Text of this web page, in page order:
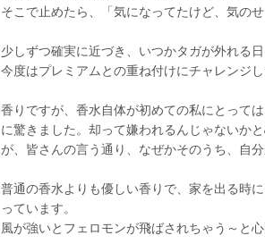
そこで止めたら、「気になってたけど、気の
少しずつ確実に近づき、いつかタガが外れる
今度はプレミアムとの重ね付けにチャレンジし
香りですが、香水自体が初めての私にとって
に驚きました。却って嫌われるんじゃないかと
が、皆さんの言う通り、なぜかそのうち、自
普通の香水よりも優しい香りで、家を出る時
っています。
風が強いとフェロモンが飛ばされちゃう～と